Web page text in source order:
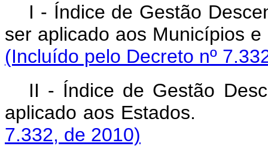
I - Índice de Gestão
ser aplicado aos
(Incluído pelo Decreto nº
II - Índice de Gestão
aplicado aos
7.332, de 2010)